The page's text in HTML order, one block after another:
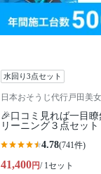
水回り3点セット
日本おそうじ代行戸田美
🎉口コミ見れば一目
リーニング３点セット
4.78(741件)
41,400円/ 1セット